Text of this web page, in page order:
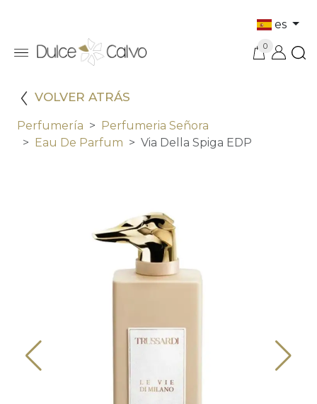
es
0
VOLVER ATRÁS
Perfumería
Perfumeria Señora
Eau De Parfum
Via Della Spiga EDP